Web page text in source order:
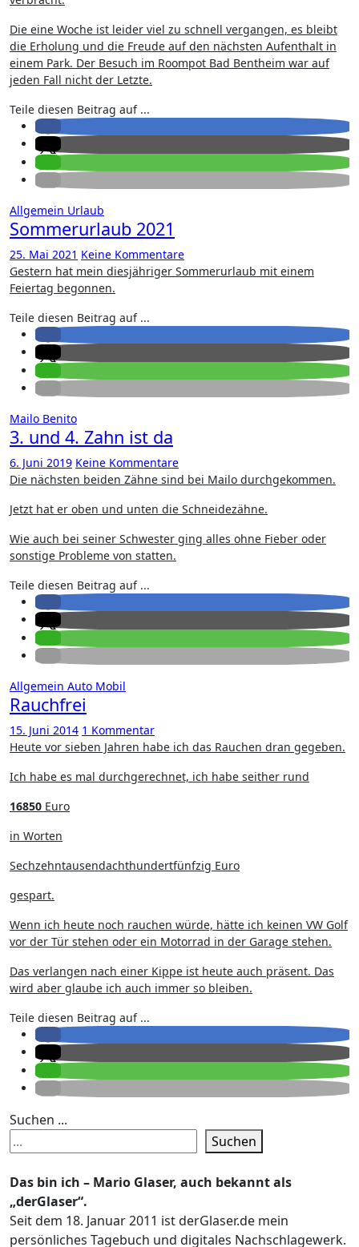
Die eine Woche ist leider viel zu schnell vergangen, es bleibt
die Erholung und die Freude auf den nächsten Aufenthalt in
einem Park. Der Besuch im Roompot Bad Bentheim war auf
jeden Fall nicht der Letzte.
Teile diesen Beitrag auf ...
Allgemein Urlaub
Sommerurlaub 2021
25. Mai 2021 Keine Kommentare
Gestern hat mein diesjähriger Sommerurlaub mit einem
Feiertag begonnen.
Teile diesen Beitrag auf ...
Mailo Benito
3. und 4. Zahn ist da
6. Juni 2019 Keine Kommentare
Die nächsten beiden Zähne sind bei Mailo durchgekommen.
Jetzt hat er oben und unten die Schneidezähne.
Wie auch bei seiner Schwester ging alles ohne Fieber oder
sonstige Probleme von statten.
Teile diesen Beitrag auf ...
Allgemein Auto Mobil
Rauchfrei
15. Juni 2014 1 Kommentar
Heute vor sieben Jahren habe ich das Rauchen dran gegeben.
Ich habe es mal durchgerechnet, ich habe seither rund
16850 Euro
in Worten
Sechzehntausendachthundertfünfzig Euro
gespart.
Wenn ich heute noch rauchen würde, hätte ich keinen VW Golf
vor der Tür stehen oder ein Motorrad in der Garage stehen.
Das verlangen nach einer Kippe ist heute auch präsent. Das
wird aber glaube ich auch immer so bleiben.
Teile diesen Beitrag auf ...
Suchen ...
Suchen
Das bin ich – Mario Glaser, auch bekannt als
„derGlaser“.
Seit dem 18. Januar 2011 ist derGlaser.de mein
persönliches Tagebuch und digitales Nachschlagewerk.